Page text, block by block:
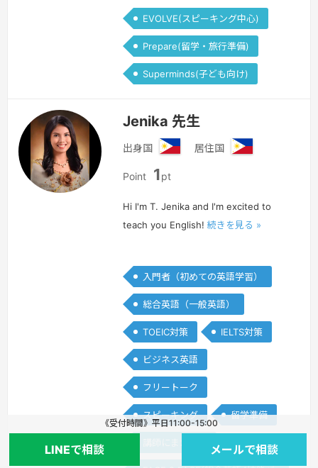
EVOLVE(スピーキング中心)
Prepare(留学・旅行準備)
Superminds(子ども向け)
Jenika 先生
出身国
ィ
ピ
ン
居住国
ピ
ン
Point 1pt
Hi I'm T. Jenika and I'm excited to
teach you English! 続きを見る »
入門者（初めての英語学習）
総合英語（一般英語）
TOEIC対策 IELTS対策
ビジネス英語
フリートーク
スピーキング 留学準備
《受付時間》平日11:00-15:00
LINEで相談 メールで相談